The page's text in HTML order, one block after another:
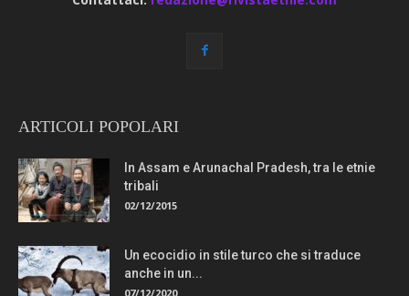
ARTICOLI POPOLARI
In Assam e Arunachal Pradesh, tra le etnie
tribali
02/12/2015
Un ecocidio in stile turco che si traduce
anche in un...
07/12/2020